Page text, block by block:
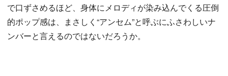
で口ずさめるほど、身体にメロディが染み込んでくる圧倒
的ポップ感は、まさしく“アンセム”と呼ぶにふさわしいナ
ンバーと言えるのではないだろうか。